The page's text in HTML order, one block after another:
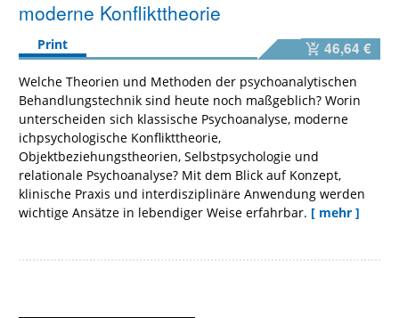
moderne Konflikttheorie
Print 46,64 €
Welche Theorien und Methoden der psychoanalytischen
Behandlungstechnik sind heute noch maßgeblich? Worin
unterscheiden sich klassische Psychoanalyse, moderne
ichpsychologische Konflikttheorie,
Objektbeziehungstheorien, Selbstpsychologie und
relationale Psychoanalyse? Mit dem Blick auf Konzept,
klinische Praxis und interdisziplinäre Anwendung werden
wichtige Ansätze in lebendiger Weise erfahrbar. [ mehr ]